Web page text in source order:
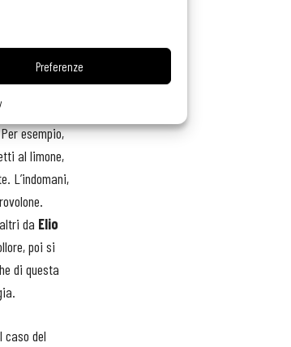
Preferenze
pasta
ovvero
la pasta
nel 2011 ha
in altre
esempio,
al limone,
L’indomani,
da Elio
poi si
di questa
caso del